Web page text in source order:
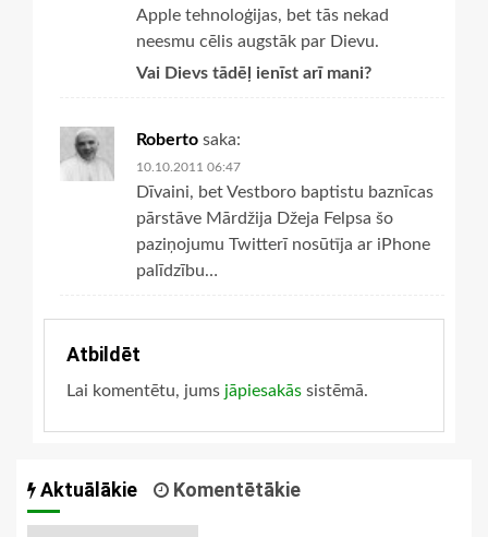
Apple tehnoloģijas, bet tās nekad
neesmu cēlis augstāk par Dievu.
Vai Dievs tādēļ ienīst arī mani?
Roberto saka:
10.10.2011 06:47
Dīvaini, bet Vestboro baptistu baznīcas
pārstāve Mārdžija Džeja Felpsa šo
paziņojumu Twitterī nosūtīja ar iPhone
palīdzību…
Atbildēt
Lai komentētu, jums jāpiesakās sistēmā.
Aktuālākie Komentētākie